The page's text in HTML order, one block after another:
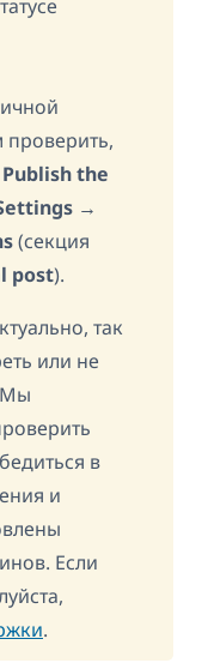
Publish the
→
(секция
post).
так
или не
Мы
в
и
Если
.